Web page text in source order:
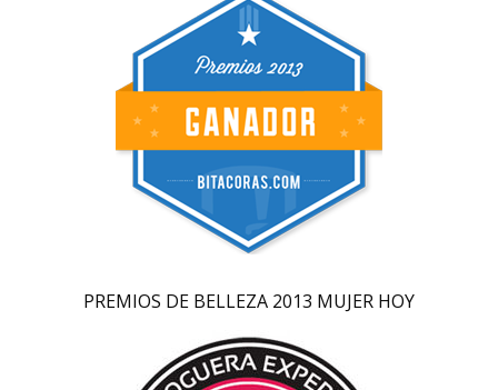
PREMIOS DE BELLEZA 2013 MUJER HOY